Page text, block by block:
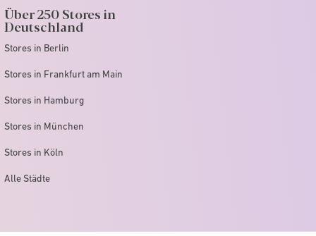
Über 250 Stores in
Deutschland
Stores in Berlin
Stores in Frankfurt am Main
Stores in Hamburg
Stores in München
Stores in Köln
Alle Städte